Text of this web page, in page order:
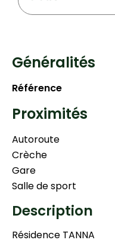
Description
Résidence TANNA
Généralités
Référence
Proximités
Autoroute
Crèche
Gare
Salle de sport